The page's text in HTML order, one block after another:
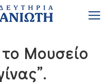
το Μουσείο